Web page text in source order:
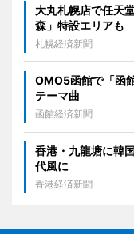
大丸札幌店で任天
森」特設エリアも
札幌経済新聞
OMO5函館で「函
テーマ曲
函館経済新聞
香港・九龍塘に韓
代風に
香港経済新聞